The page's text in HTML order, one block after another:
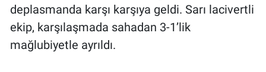
deplasmanda karşı karşıya geldi. Sarı lacivertli
ekip, karşılaşmada sahadan 3-1’lik
mağlubiyetle ayrıldı.
Koronavirüs
Kültür Sanat